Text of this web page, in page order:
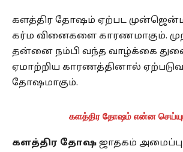
களத்திர தோஷம் ஏற்பட
கர்ம வினைகளை காரணமாகும்.
தன்னை நம்பி வந்த வாழ்க்கை
ஏமாற்றிய காரணத்தினால்
தோஷமாகும்.
களத்திர தோஷம் என்ன
களத்திர தோஷ ஜாதகம் அமைப்பு